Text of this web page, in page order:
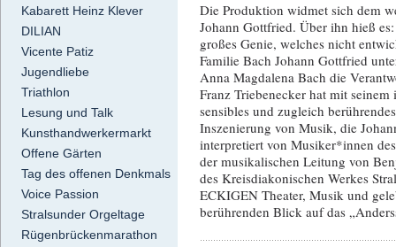
Kabarett Heinz Klever
DILIAN
Vicente Patiz
Jugendliebe
Triathlon
Lesung und Talk
Kunsthandwerkermarkt
Offene Gärten
Tag des offenen Denkmals
Voice Passion
Stralsunder Orgeltage
Rügenbrückenmarathon
Die Produktion widmet sich dem
Johann Gottfried. Über ihn hieß
großes Genie, welches nicht
Familie Bach Johann Gottfried
Anna Magdalena Bach die
Franz Triebenecker hat mit
sensibles und zugleich
Inszenierung von Musik, die
interpretiert von Musiker*innen
der musikalischen Leitung von
des Kreisdiakonischen Werkes
ECKIGEN Theater, Musik und
berührenden Blick auf das